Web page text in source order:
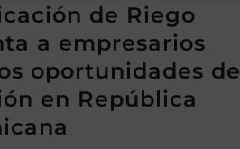
de Riego
a empresarios
oportunidades de
en República